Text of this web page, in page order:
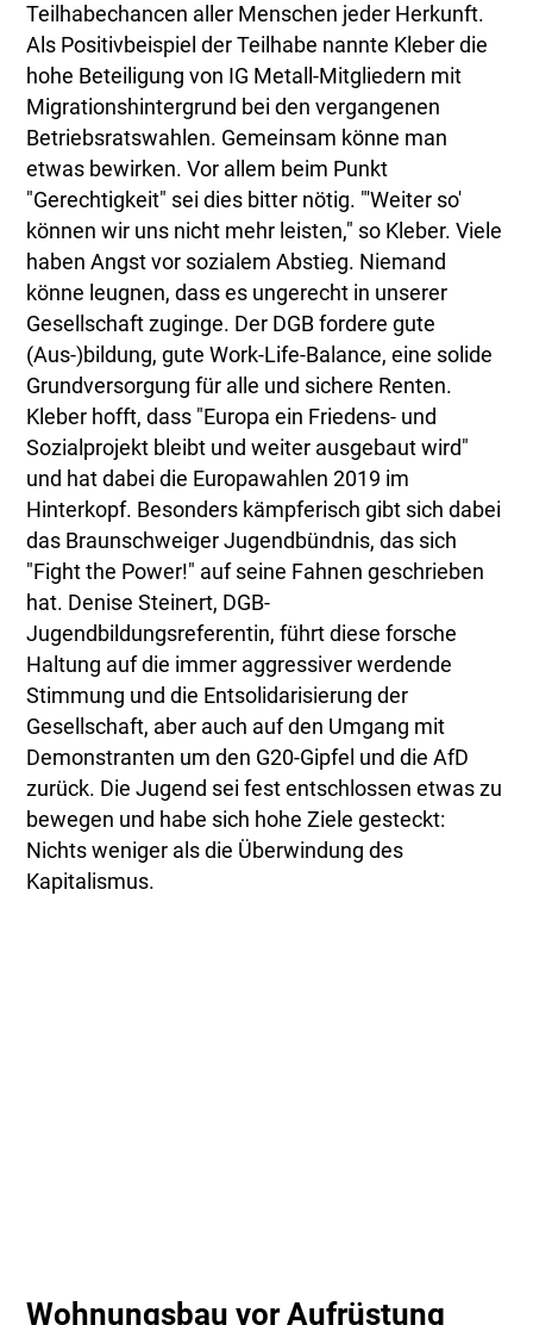
Teilhabechancen aller Menschen jeder Herkunft.
Als Positivbeispiel der Teilhabe nannte Kleber die
hohe Beteiligung von IG Metall-Mitgliedern mit
Migrationshintergrund bei den vergangenen
Betriebsratswahlen. Gemeinsam könne man
etwas bewirken. Vor allem beim Punkt
"Gerechtigkeit" sei dies bitter nötig. "'Weiter so'
können wir uns nicht mehr leisten," so Kleber. Viele
haben Angst vor sozialem Abstieg. Niemand
könne leugnen, dass es ungerecht in unserer
Gesellschaft zuginge. Der DGB fordere gute
(Aus-)bildung, gute Work-Life-Balance, eine solide
Grundversorgung für alle und sichere Renten.
Kleber hofft, dass "Europa ein Friedens- und
Sozialprojekt bleibt und weiter ausgebaut wird"
und hat dabei die Europawahlen 2019 im
Hinterkopf. Besonders kämpferisch gibt sich dabei
das Braunschweiger Jugendbündnis, das sich
"Fight the Power!" auf seine Fahnen geschrieben
hat. Denise Steinert, DGB-
Jugendbildungsreferentin, führt diese forsche
Haltung auf die immer aggressiver werdende
Stimmung und die Entsolidarisierung der
Gesellschaft, aber auch auf den Umgang mit
Demonstranten um den G20-Gipfel und die AfD
zurück. Die Jugend sei fest entschlossen etwas zu
bewegen und habe sich hohe Ziele gesteckt:
Nichts weniger als die Überwindung des
Kapitalismus.
Wohnungsbau vor Aufrüstung